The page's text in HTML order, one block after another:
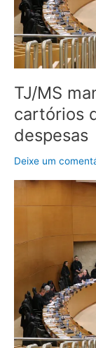
TJ/MS
cartórios
despesas
Deixe um
despesas